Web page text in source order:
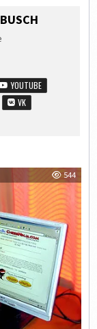
YOUTUBE
VK
544